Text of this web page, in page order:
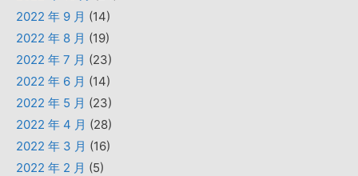
2022 年 9 月 (14)
2022 年 8 月 (19)
2022 年 7 月 (23)
2022 年 6 月 (14)
2022 年 5 月 (23)
2022 年 4 月 (28)
2022 年 3 月 (16)
2022 年 2 月 (5)